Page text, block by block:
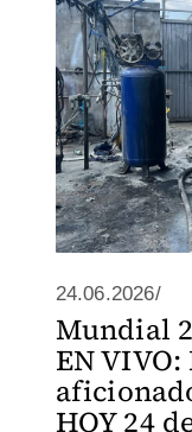
24.06.2026/
Mundial
EN VIVO:
HOY 24